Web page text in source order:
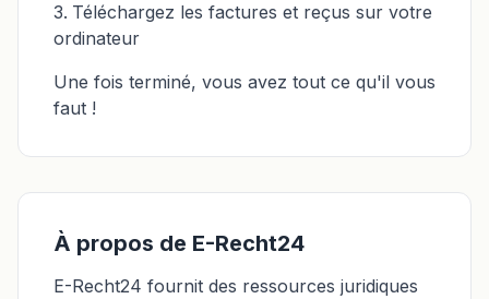
Téléchargez les factures et reçus sur votre
ordinateur
Une fois terminé, vous avez tout ce qu'il vous
faut !
À propos de E-Recht24
E-Recht24 fournit des ressources juridiques